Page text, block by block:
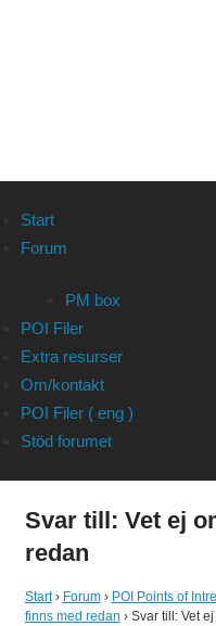
Start
Forum
PM box
POI Filer
Extra resurser
Om/kontakt
POI Filer ( eng )
Stöd forumet
Svar till: Vet ej
redan
Start › Forum › POI Points of
finns med redan › Svar till: Vet